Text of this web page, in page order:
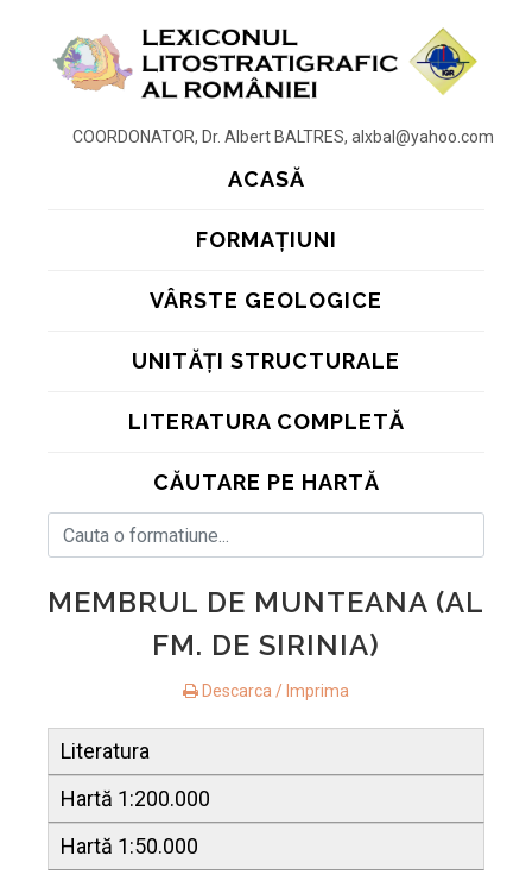
COORDONATOR, Dr. Albert BALTRES, alxbal@yahoo.com
ACASĂ
FORMAȚIUNI
VÂRSTE GEOLOGICE
UNITĂȚI STRUCTURALE
LITERATURA COMPLETĂ
CĂUTARE PE HARTĂ
MEMBRUL DE MUNTEANA (AL
FM. DE SIRINIA)
Descarca / Imprima
Literatura
Hartă 1:200.000
Hartă 1:50.000